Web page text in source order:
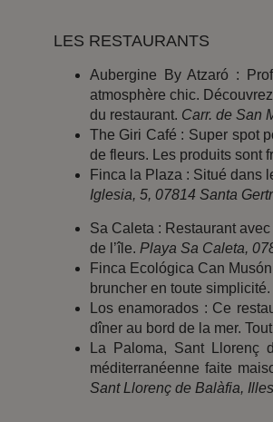
LES RESTAURANTS
Aubergine By Atzaró :
atmosphère chic.
du restaurant. Carr. de San
The Giri Café : Super spot
de fleurs. Les produits sont
Finca la Plaza : Situé dans
Iglesia, 5, 07814 Santa
Sa Caleta : Restaurant
de l’île. Playa Sa Caleta,
Finca Ecológica Can
bruncher en toute simplicité.
Los enamorados : Ce
dîner au bord de la mer.
La Paloma, Sant
méditerranéenne faite
Sant Llorenç de Balàfia,